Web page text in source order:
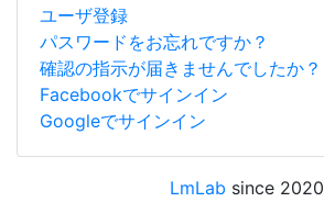
ユーザ登録
パスワードをお忘れですか？
確認の指示が届きませんでしたか？
Facebookでサインイン
Googleでサインイン
LmLab since 2020